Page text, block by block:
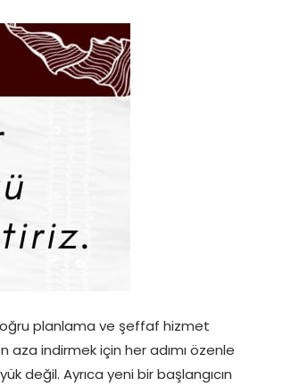
planlama ve şeffaf hizmet
aza indirmek için her adımı özenle
değil. Ayrıca yeni bir başlangıcın